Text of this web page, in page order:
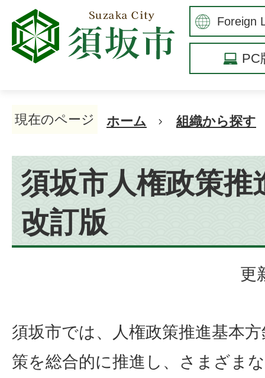
PC
現在のページ ホーム 組織から探す
須坂市人権政策推
改訂版
更
須坂市では、人権政策推進基本
策を総合的に推進し、さまざま